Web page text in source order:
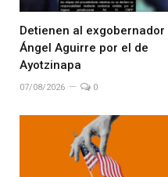
Detienen al exgobernador
Ángel Aguirre por el de
Ayotzinapa
07/08/2026 0